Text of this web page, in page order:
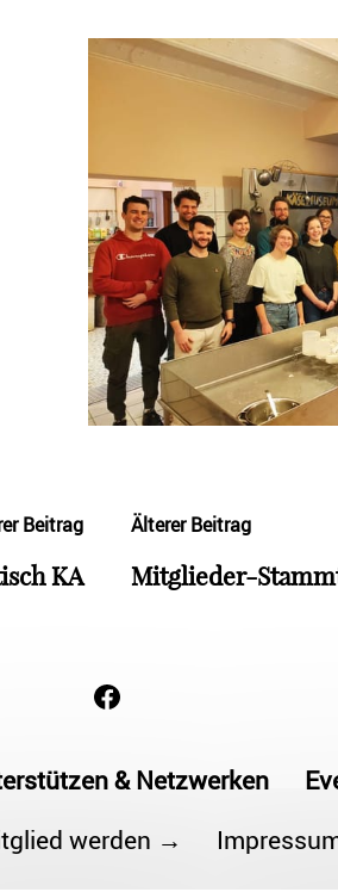
Beitrag
KA
Älterer Beitrag
Mitglieder-
& Netzwerken
werden →